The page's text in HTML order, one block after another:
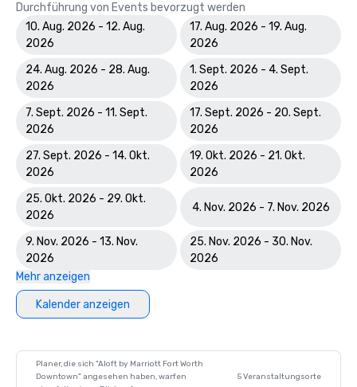
Durchführung von Events bevorzugt werden
10. Aug. 2026 - 12. Aug.
2026
17. Aug. 2026 - 19. Aug.
2026
24. Aug. 2026 - 28. Aug.
2026
1. Sept. 2026 - 4. Sept.
2026
7. Sept. 2026 - 11. Sept.
2026
17. Sept. 2026 - 20. Sept.
2026
27. Sept. 2026 - 14. Okt.
2026
19. Okt. 2026 - 21. Okt.
2026
25. Okt. 2026 - 29. Okt.
2026
4. Nov. 2026 - 7. Nov. 2026
9. Nov. 2026 - 13. Nov.
2026
25. Nov. 2026 - 30. Nov.
2026
Mehr anzeigen
Kalender anzeigen
Planer, die sich "Aloft by Marriott Fort Worth
Downtown" angesehen haben, warfen
5 Veranstaltungsorte